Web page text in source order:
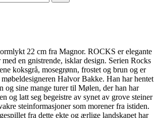
22 cm fra Magnor. ROCKS er elegante
en gnistrende, isklar design. Serien Rocks
koksgrå, mosegrønn, frostet og brun og er
Halvor Bakke. Han har hentet
og sine mange turer til Mølen, der han har
og latt seg begeistre av synet av grove steiner
steinformasjoner som morener fra istiden.
fra dette ekte og ærlige landskapet har